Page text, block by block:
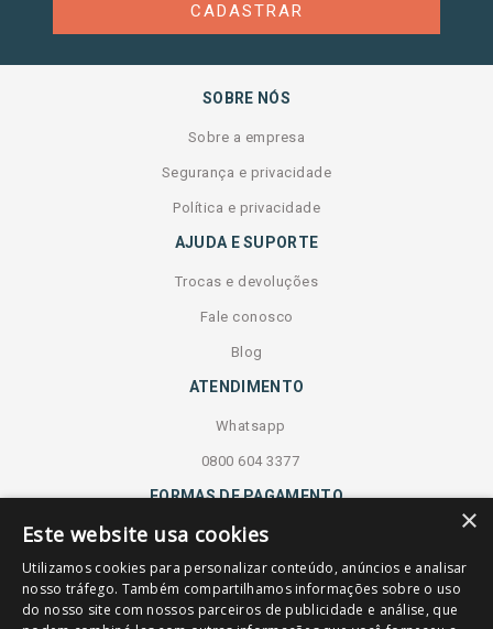
CADASTRAR
SOBRE NÓS
Sobre a empresa
Segurança e privacidade
Política e privacidade
AJUDA E SUPORTE
Trocas e devoluções
Fale conosco
Blog
ATENDIMENTO
Whatsapp
0800 604 3377
FORMAS DE PAGAMENTO
COMPRA SEGURA
×
Este website usa cookies
Utilizamos cookies para personalizar conteúdo, anúncios e analisar
nosso tráfego. Também compartilhamos informações sobre o uso
do nosso site com nossos parceiros de publicidade e análise, que